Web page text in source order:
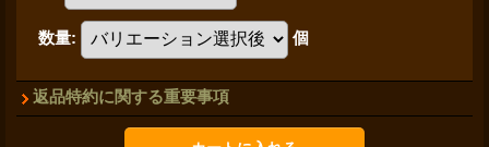
数量: 個
返品特約に関する重要事項